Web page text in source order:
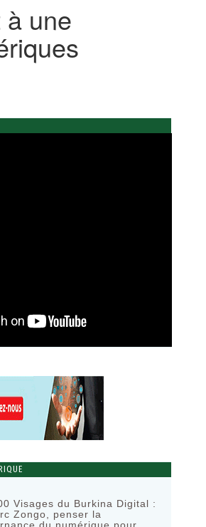
une
Visages du Burkina Digital :
Zongo, penser la